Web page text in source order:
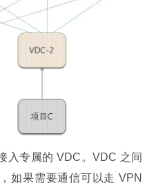
入专属的 VDC。VDC 之间
如果需要通信可以走 VPN